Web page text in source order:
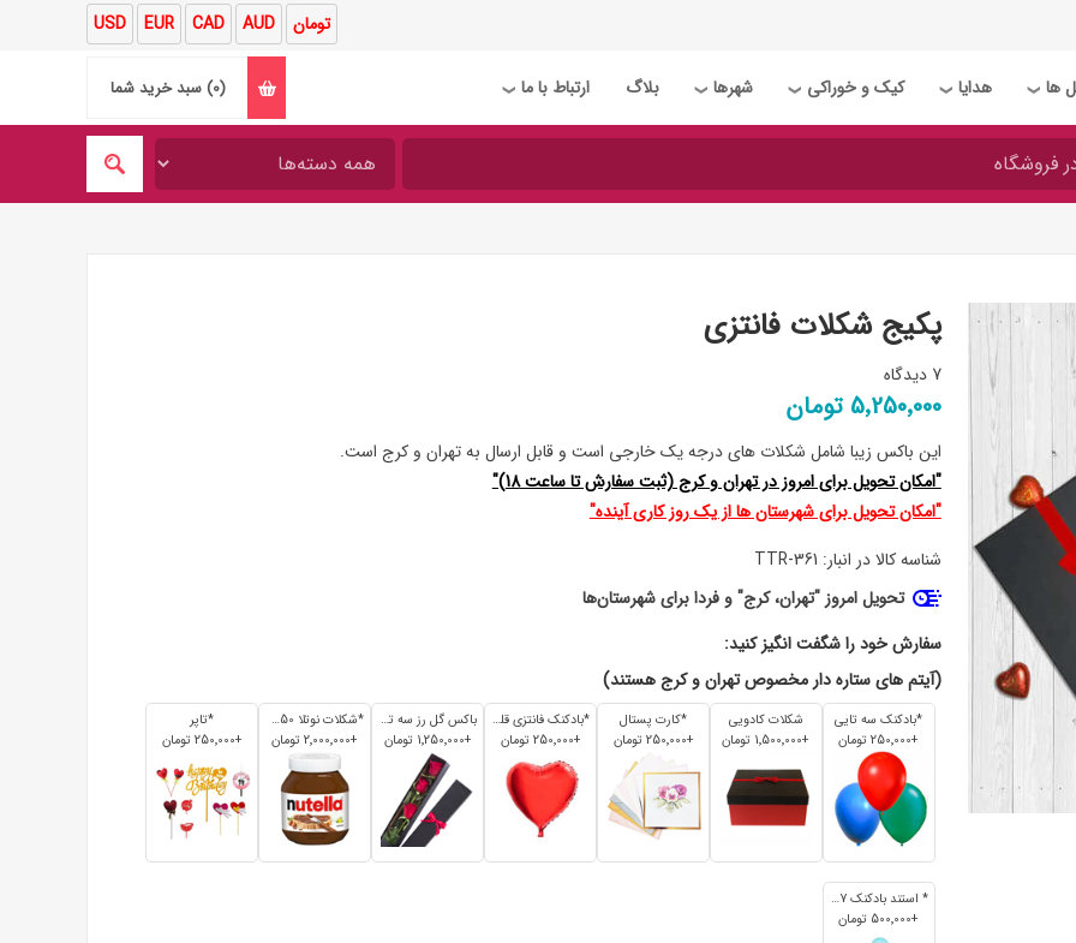
USD EUR CAD AUD تومان
ها ❯ هدایا ❯ کیک و خوراکی ❯ شهرها ❯ بلاگ ارتباط با ما ❯
(0) سبد خرید شما
پکیج شکلات فانتزی
7 دیدگاه
5٬250٬000 تومان
این باکس زیبا شامل شکلات های درجه یک خارجی است و قابل ارسال به تهران و کرج است.
"امکان تحویل برای امروز در تهران و کرج (ثبت سفارش تا ساعت 18)"
"امکان تحویل برای شهرستان ها از یک روز کاری آینده"
شناسه کالا در انبار: TTR-361
تحویل امروز "تهران، کرج" و فردا برای شهرستان‌ها
سفارش خود را شگفت انگیز کنید:
(آیتم های ستاره دار مخصوص تهران و کرج هستند)
*بادکنک سه تایی
+250٬000 تومان
شکلات کادویی
+1٬500٬000 تومان
*کارت پستال
+250٬000 تومان
*بادکنک فانتزی قلبی
+250٬000 تومان
باکس گل رز سه تایی
+1٬250٬000 تومان
*شکلات نوتلا 350 گرم
+2٬000٬000 تومان
*تاپر
+250٬000 تومان
* استند بادکنک 7 تایی
+500٬000 تومان